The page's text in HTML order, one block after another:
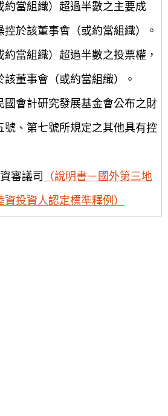
約當組織）超過半數之主要成
於該董事會（或約當組織）。
當組織）超過半數之投票權，
董事會（或約當組織）。
國會計研究發展基金會公布之財
號、第七號所規定之其他具有控
審議司
（說明書－國外第三地
投資人認定標準釋例）